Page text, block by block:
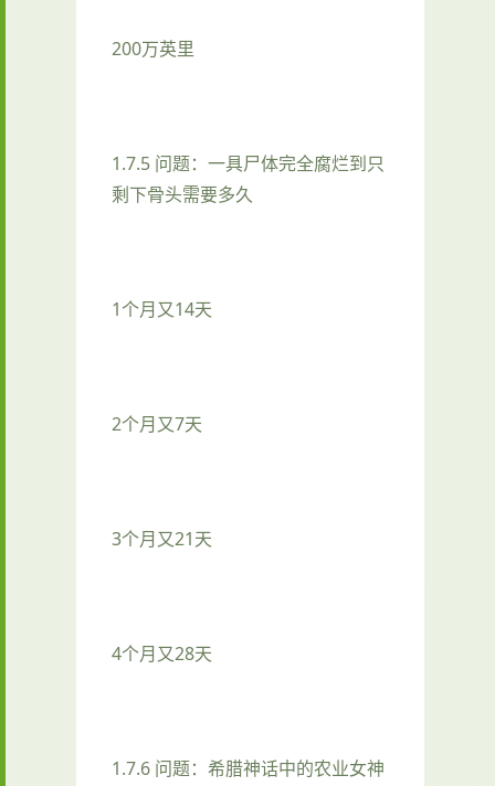
200万英里
1.7.5 问题：一具尸体完全腐烂到只
剩下骨头需要多久
1个月又14天
2个月又7天
3个月又21天
4个月又28天
1.7.6 问题：希腊神话中的农业女神